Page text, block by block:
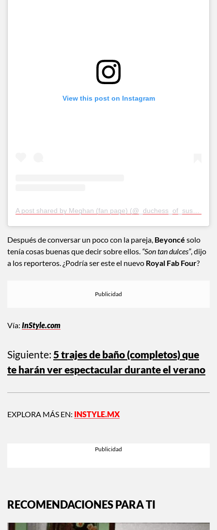
View this post on Instagram
Después de conversar un poco con la pareja, Beyoncé solo
tenía cosas buenas que decir sobre ellos. “Son tan dulces”, dijo
a los reporteros. ¿Podría ser este el nuevo Royal Fab Four?
Vía: InStyle.com
Siguiente: 5 trajes de baño (completos) que
te harán ver espectacular durante el verano
EXPLORA MÁS EN: INSTYLE.MX
RECOMENDACIONES PARA TI